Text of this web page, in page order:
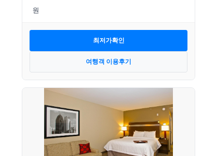
최저가확인
여행객 이용후기